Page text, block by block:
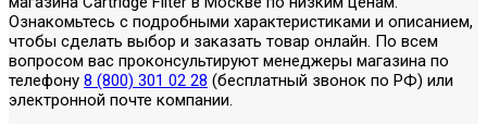
Ознакомьтесь с подробными характеристиками и описанием,
чтобы сделать выбор и заказать товар онлайн. По всем
вопросом вас проконсультируют менеджеры магазина по
телефону 8 (800) 301 02 28 (бесплатный звонок по РФ) или
электронной почте компании.